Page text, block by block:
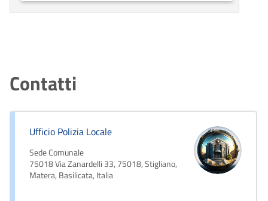
Contatti
Ufficio Polizia Locale
Sede Comunale
75018 Via Zanardelli 33, 75018, Stigliano,
Matera, Basilicata, Italia